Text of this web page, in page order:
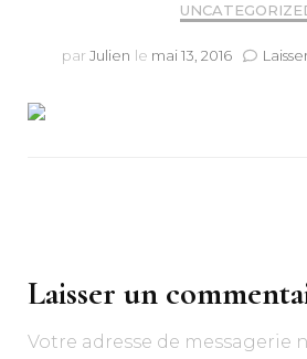
par Julien le mai 13, 2016
Laisser un
Votre adresse de messagerie